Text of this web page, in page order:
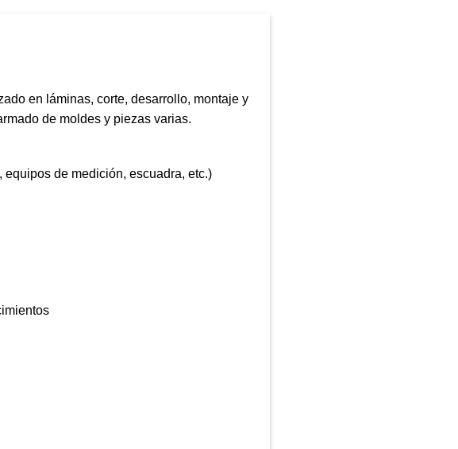
en láminas, corte, desarrollo, montaje y
de moldes y piezas varias.
de medición, escuadra, etc.)